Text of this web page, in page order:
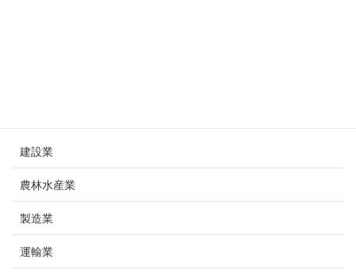
建設業
農林水産業
製造業
運輸業